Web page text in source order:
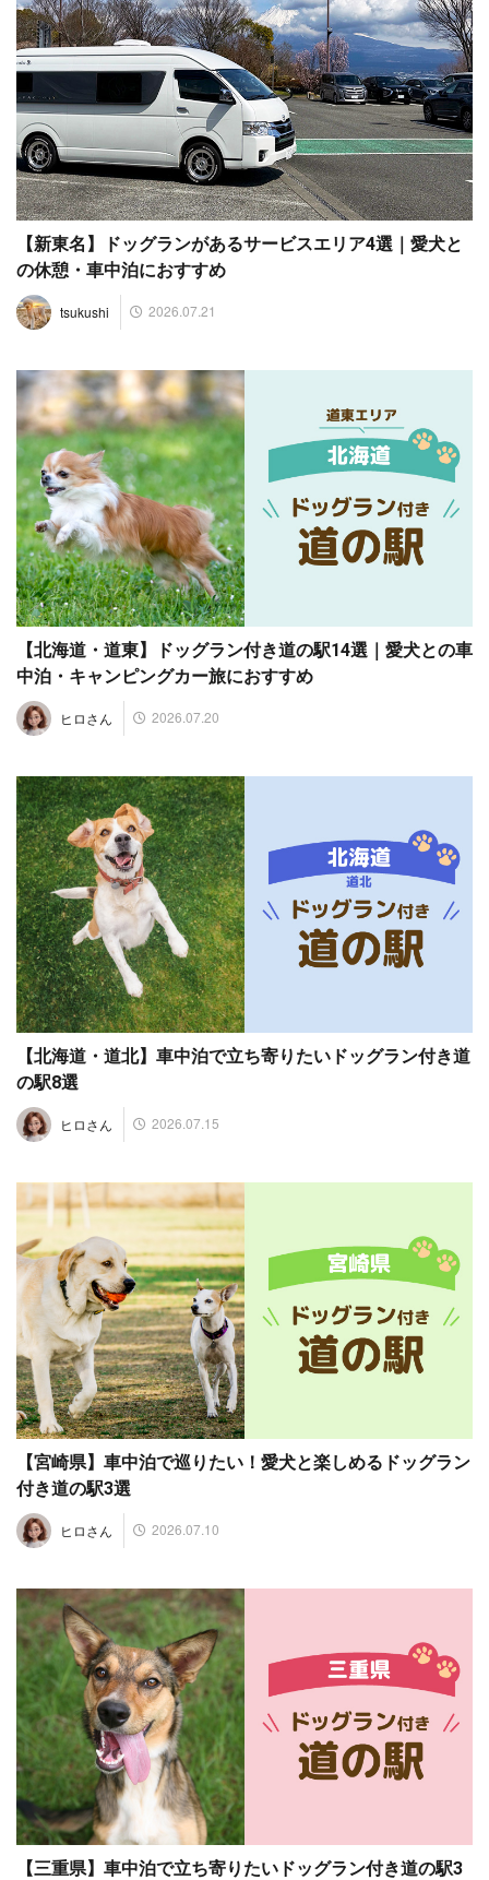
【新東名】ドッグランがあるサービスエリア4選｜愛犬と
の休憩・車中泊におすすめ
tsukushi 2026.07.21
【北海道・道東】ドッグラン付き道の駅14選｜愛犬との車
中泊・キャンピングカー旅におすすめ
ヒロさん 2026.07.20
【北海道・道北】車中泊で立ち寄りたいドッグラン付き道
の駅8選
ヒロさん 2026.07.15
【宮崎県】車中泊で巡りたい！愛犬と楽しめるドッグラン
付き道の駅3選
ヒロさん 2026.07.10
【三重県】車中泊で立ち寄りたいドッグラン付き道の駅3